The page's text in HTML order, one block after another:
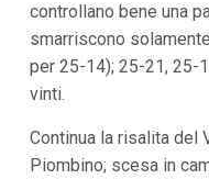
controllano bene una
smarriscono
per 25-14); 25-21, 25-
vinti.
Continua la risalita del
Piombino; scesa in